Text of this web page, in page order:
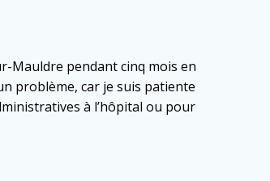
Mauldre pendant cinq mois en
problème, car je suis patiente
à l’hôpital ou pour